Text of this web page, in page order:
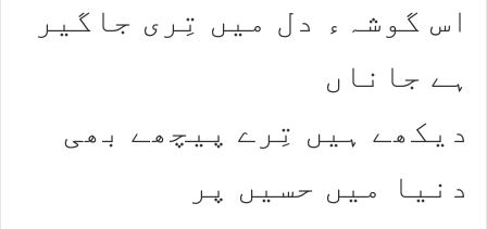
اس گوشہء دل میں تِری جاگیر
ہے جاناں
دیکھے ہیں تِرے پیچھے بھی
دنیا میں حسیں پر